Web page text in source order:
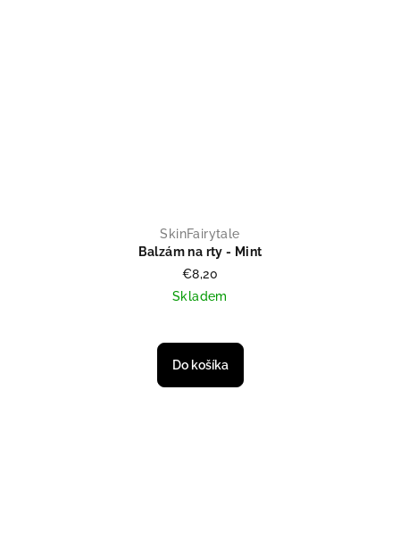
SkinFairytale
Balzám na rty - Mint
€8,20
Skladem
Do košíka